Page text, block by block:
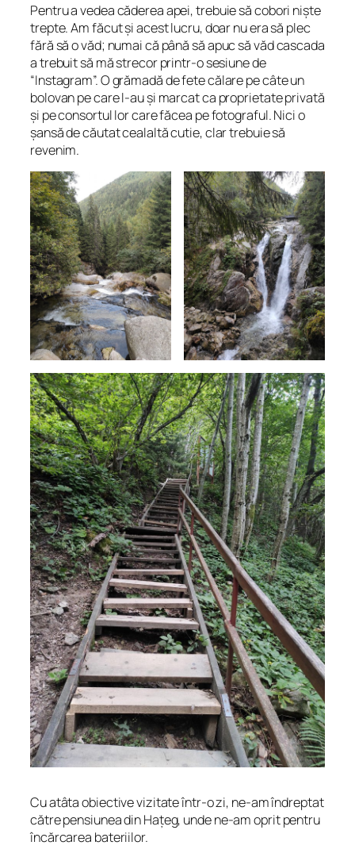
Pentru a vedea căderea apei, trebuie să cobori niște
trepte. Am făcut și acest lucru, doar nu era să plec
fără să o văd; numai că până să apuc să văd cascada
a trebuit să mă strecor printr-o sesiune de
“Instagram”. O grămadă de fete călare pe câte un
bolovan pe care l-au și marcat ca proprietate privată
și pe consortul lor care făcea pe fotograful. Nici o
șansă de căutat cealaltă cutie, clar trebuie să
revenim.
Cu atâta obiective vizitate într-o zi, ne-am îndreptat
către pensiunea din Hațeg, unde ne-am oprit pentru
încărcarea bateriilor.